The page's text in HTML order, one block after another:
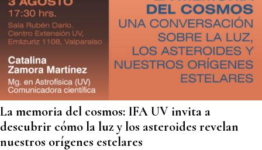
La memoria del cosmos: IFA UV invita a
descubrir cómo la luz y los asteroides revelan
nuestros orígenes estelares